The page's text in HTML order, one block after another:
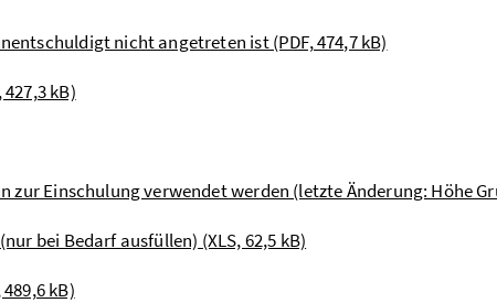
nicht angetreten ist (PDF, 474,7 kB)
kB)
Einschulung verwendet werden (letzte Änderung: Höhe
bei Bedarf ausfüllen) (XLS, 62,5 kB)
kB)